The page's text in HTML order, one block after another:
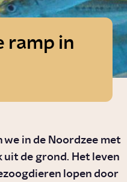
ramp in
in de Noordzee met
uit de grond. Het leven
lopen door